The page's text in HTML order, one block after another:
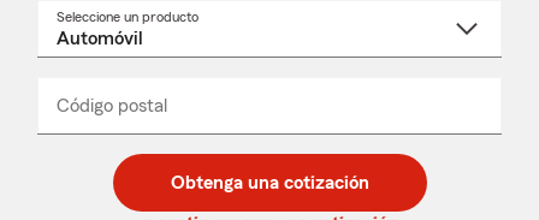
Seleccione un producto
desplegable
Código postal
de
5
de
5
_____
Obtenga una cotización